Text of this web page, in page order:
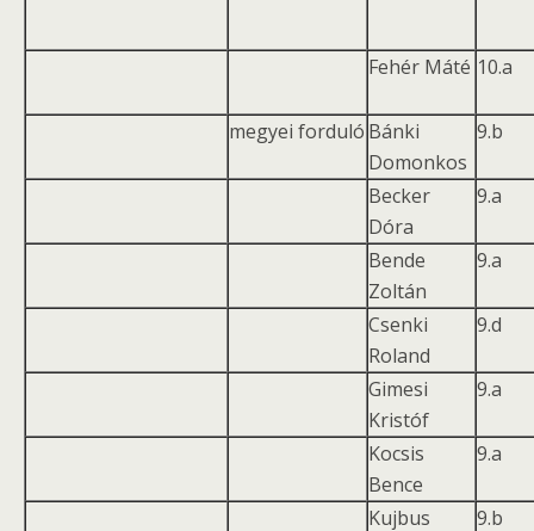
Fehér Máté 10.a
megyei forduló Bánki
Domonkos
9.b
Becker
Dóra
9.a
Bende
Zoltán
9.a
Csenki
Roland
9.d
Gimesi
Kristóf
9.a
Kocsis
Bence
9.a
Kujbus
9.b